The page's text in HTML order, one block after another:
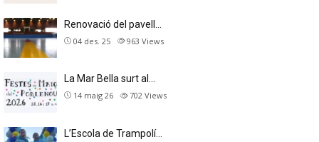
Renovació del pavell…
04 des. 25 963 Views
La Mar Bella surt al…
14 maig 26 702 Views
L’Escola de Trampolí…